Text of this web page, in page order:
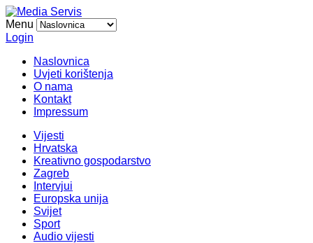
Menu
Login
Naslovnica
Uvjeti korištenja
O nama
Kontakt
Impressum
Vijesti
Hrvatska
Kreativno gospodarstvo
Zagreb
Intervjui
Europska unija
Svijet
Sport
Audio vijesti